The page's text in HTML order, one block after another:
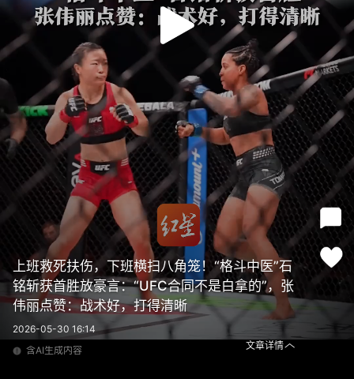
上班救死扶伤，下班横扫八角笼！“格斗中医”石
铭斩获首胜放豪言：“UFC合同不是白拿的”，张
伟丽点赞：战术好，打得清晰
2026-05-30 16:14
含AI生成内容
文章详情